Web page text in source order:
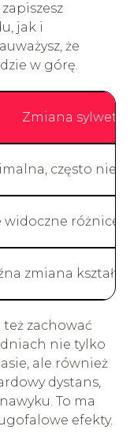
jak i
że
w górę.
Zmiana sylwetki
często
widoczne różnice
zmiana
zachować
nie tylko
ale również
dystans,
To ma
efekty.